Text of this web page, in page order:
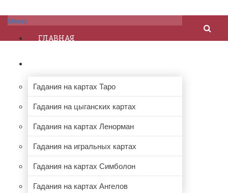
Меню
ГЛАВНАЯ
Гадания на картах Таро
Гадания на цыганских картах
Гадания на картах Ленорман
Гадания на игральных картах
Гадания на картах Симболон
Гадания на картах Ангелов